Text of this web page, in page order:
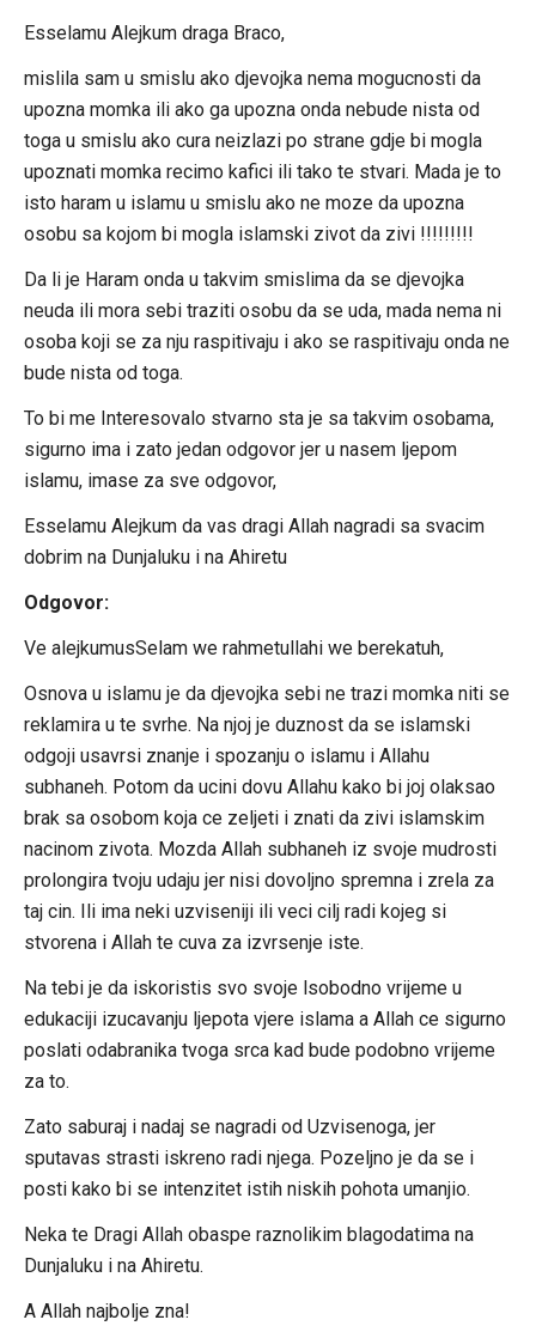
Esselamu Alejkum draga Braco,
mislila sam u smislu ako djevojka nema mogucnosti da
upozna momka ili ako ga upozna onda nebude nista od
toga u smislu ako cura neizlazi po strane gdje bi mogla
upoznati momka recimo kafici ili tako te stvari. Mada je to
isto haram u islamu u smislu ako ne moze da upozna
osobu sa kojom bi mogla islamski zivot da zivi !!!!!!!!!
Da li je Haram onda u takvim smislima da se djevojka
neuda ili mora sebi traziti osobu da se uda, mada nema ni
osoba koji se za nju raspitivaju i ako se raspitivaju onda ne
bude nista od toga.
To bi me Interesovalo stvarno sta je sa takvim osobama,
sigurno ima i zato jedan odgovor jer u nasem ljepom
islamu, imase za sve odgovor,
Esselamu Alejkum da vas dragi Allah nagradi sa svacim
dobrim na Dunjaluku i na Ahiretu
Odgovor:
Ve alejkumusSelam we rahmetullahi we berekatuh,
Osnova u islamu je da djevojka sebi ne trazi momka niti se
reklamira u te svrhe. Na njoj je duznost da se islamski
odgoji usavrsi znanje i spozanju o islamu i Allahu
subhaneh. Potom da ucini dovu Allahu kako bi joj olaksao
brak sa osobom koja ce zeljeti i znati da zivi islamskim
nacinom zivota. Mozda Allah subhaneh iz svoje mudrosti
prolongira tvoju udaju jer nisi dovoljno spremna i zrela za
taj cin. Ili ima neki uzviseniji ili veci cilj radi kojeg si
stvorena i Allah te cuva za izvrsenje iste.
Na tebi je da iskoristis svo svoje lsobodno vrijeme u
edukaciji izucavanju ljepota vjere islama a Allah ce sigurno
poslati odabranika tvoga srca kad bude podobno vrijeme
za to.
Zato saburaj i nadaj se nagradi od Uzvisenoga, jer
sputavas strasti iskreno radi njega. Pozeljno je da se i
posti kako bi se intenzitet istih niskih pohota umanjio.
Neka te Dragi Allah obaspe raznolikim blagodatima na
Dunjaluku i na Ahiretu.
A Allah najbolje zna!